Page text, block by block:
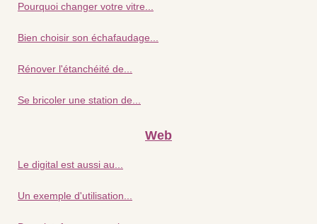
Pourquoi changer votre vitre...
Bien choisir son échafaudage...
Rénover l'étanchéité de...
Se bricoler une station de...
Web
Le digital est aussi au...
Un exemple d'utilisation...